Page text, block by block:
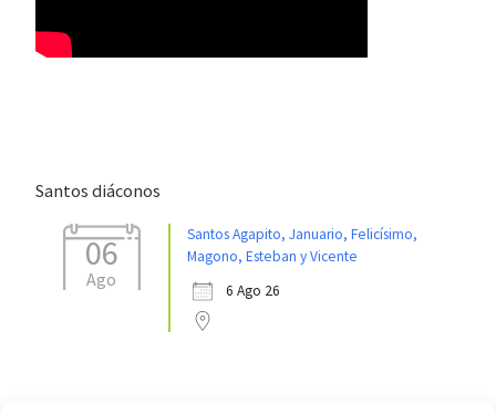
Santos diáconos
06
Ago
Santos Agapito, Januario, Felicísimo,
Magono, Esteban y Vicente
6 Ago 26